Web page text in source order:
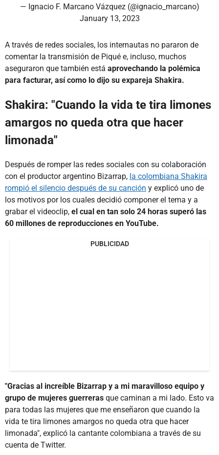
— Ignacio F. Marcano Vázquez (@ignacio_marcano)
January 13, 2023
A través de redes sociales, los internautas no pararon de
comentar la transmisión de Piqué e, incluso, muchos
aseguraron que también está aprovechando la polémica
para facturar, así como lo dijo su expareja Shakira.
Shakira: "Cuando la vida te tira limones
amargos no queda otra que hacer
limonada"
Después de romper las redes sociales con su colaboración
con el productor argentino Bizarrap, la colombiana Shakira
rompió el silencio después de su canción y explicó uno de
los motivos por los cuales decidió componer el tema y a
grabar el videoclip, el cual en tan solo 24 horas superó las
60 millones de reproducciones en YouTube.
PUBLICIDAD
"Gracias al increíble Bizarrap y a mi maravilloso equipo y
grupo de mujeres guerreras que caminan a mi lado. Esto va
para todas las mujeres que me enseñaron que cuando la
vida te tira limones amargos no queda otra que hacer
limonada", explicó la cantante colombiana a través de su
cuenta de Twitter.